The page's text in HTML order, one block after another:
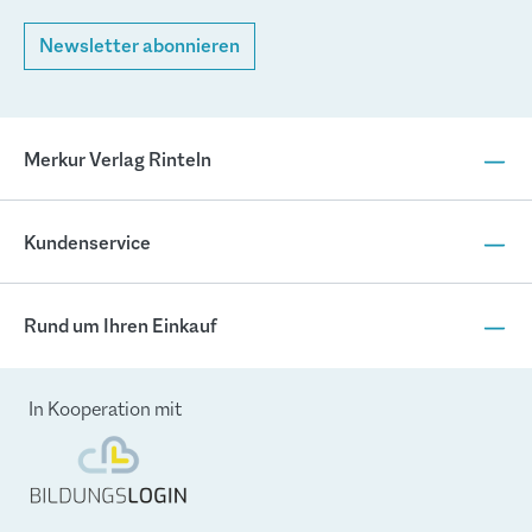
Newsletter abonnieren
Merkur Verlag Rinteln
Kundenservice
Rund um Ihren Einkauf
In Kooperation mit